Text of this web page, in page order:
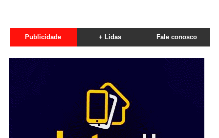
Publicidade + Lidas Fale conosco